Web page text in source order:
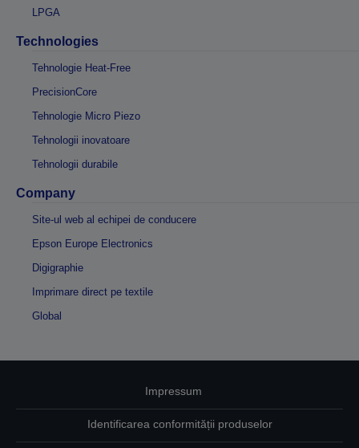
LPGA
Technologies
Tehnologie Heat-Free
PrecisionCore
Tehnologie Micro Piezo
Tehnologii inovatoare
Tehnologii durabile
Company
Site-ul web al echipei de conducere
Epson Europe Electronics
Digigraphie
Imprimare direct pe textile
Global
Impressum
Identificarea conformității produselor